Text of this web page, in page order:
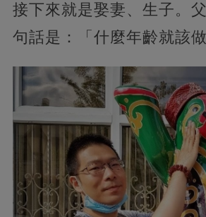
接下來就是娶妻、生子。
句話是：「什麼年齡就該做